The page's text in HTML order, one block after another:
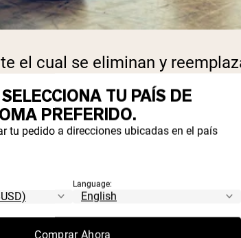
el cual se eliminan y
mantenimiento celular.
de la mejora.
en ratones, los sujetos no
los ratones, este estudio
de fibras
pueden suprimirla autofagia.
TU PAÍS DE
PREFERIDO.
tu pedido a direcciones ubicadas en el país
Language:
Comprar Ahora